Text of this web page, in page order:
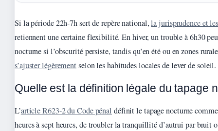
Si la période 22h-7h sert de repère national,la jurisprudence et
retiennent une certaine flexibilité. En hiver, un trouble à 6h30
nocturne si l’obscurité persiste, tandis qu’en été ou en zones
s’ajuster légèrementselon les habitudes locales de lever de soleil.
Quelle est la définition légale du tapage
L’article R623-2 du Code pénal définit le tapage nocturne
heures à sept heures, de troubler la tranquillité d’autrui par bruit